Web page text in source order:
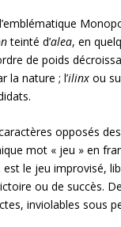
teinté d’alea, en
de poids
la nature ; l’ilinx ou
opposés
mot « jeu » en
est le jeu improvisé,
ou de succès.
inviolables sous